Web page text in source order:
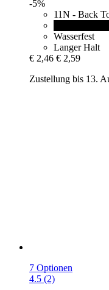
-5%
11N - Back
Wasserfest
Langer Halt
€ 2,46 € 2,59
Zustellung bis 13.
7 Optionen
4.5 (2)